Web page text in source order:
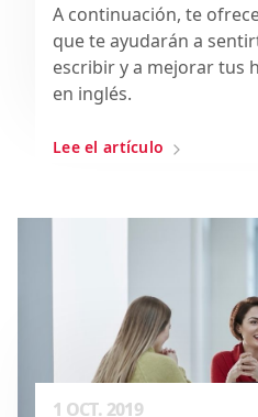
A continuación, te
que te ayudarán a
escribir y a mejorar tus
en inglés.
Lee el artículo
1 OCT. 2019